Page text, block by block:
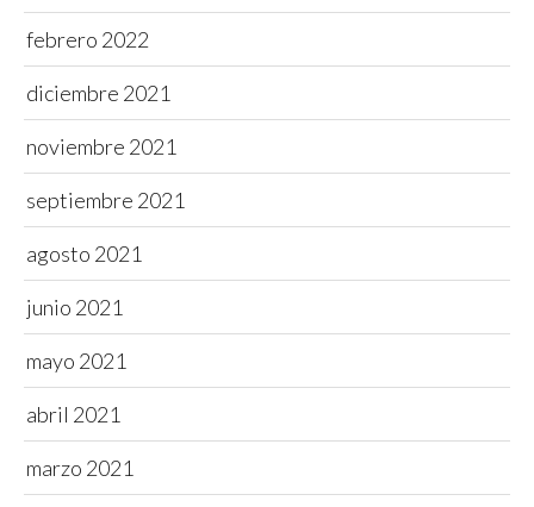
febrero 2022
diciembre 2021
noviembre 2021
septiembre 2021
agosto 2021
junio 2021
mayo 2021
abril 2021
marzo 2021